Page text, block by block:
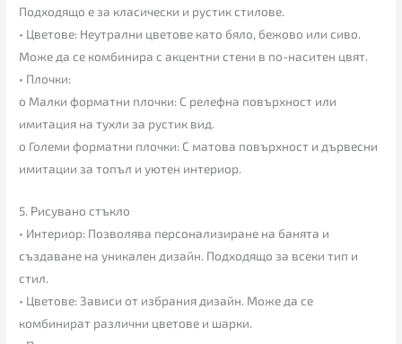
Подходящо е за класически и рустик стилове.
• Цветове: Неутрални цветове като бяло, бежово или сиво.
Може да се комбинира с акцентни стени в по-наситен цвят.
• Плочки:
o Малки форматни плочки: С релефна повърхност или
имитация на тухли за рустик вид.
o Големи форматни плочки: С матова повърхност и дървесни
имитации за топъл и уютен интериор.
5. Рисувано стъкло
• Интериор: Позволява персонализиране на банята и
създаване на уникален дизайн. Подходящо за всеки тип и
стил.
• Цветове: Зависи от избрания дизайн. Може да се
комбинират различни цветове и шарки.